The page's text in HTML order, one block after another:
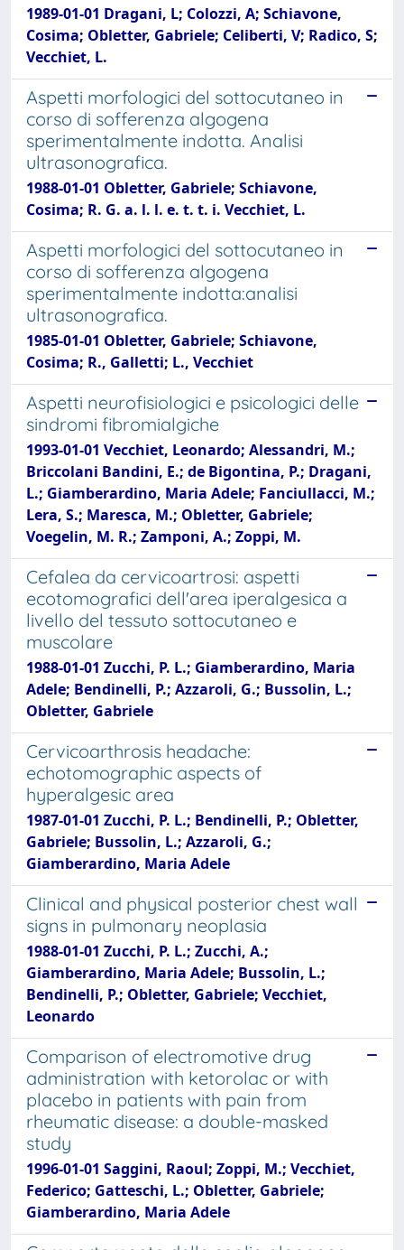
1989-01-01 Dragani, L; Colozzi, A; Schiavone,
Cosima; Obletter, Gabriele; Celiberti, V; Radico, S;
Vecchiet, L.
Aspetti morfologici del sottocutaneo in
corso di sofferenza algogena
sperimentalmente indotta. Analisi
ultrasonografica.
1988-01-01 Obletter, Gabriele; Schiavone,
Cosima; R. G. a. l. l. e. t. t. i. Vecchiet, L.
Aspetti morfologici del sottocutaneo in
corso di sofferenza algogena
sperimentalmente indotta:analisi
ultrasonografica.
1985-01-01 Obletter, Gabriele; Schiavone,
Cosima; R., Galletti; L., Vecchiet
Aspetti neurofisiologici e psicologici delle
sindromi fibromialgiche
1993-01-01 Vecchiet, Leonardo; Alessandri, M.;
Briccolani Bandini, E.; de Bigontina, P.; Dragani,
L.; Giamberardino, Maria Adele; Fanciullacci, M.;
Lera, S.; Maresca, M.; Obletter, Gabriele;
Voegelin, M. R.; Zamponi, A.; Zoppi, M.
Cefalea da cervicoartrosi: aspetti
ecotomografici dell'area iperalgesica a
livello del tessuto sottocutaneo e
muscolare
1988-01-01 Zucchi, P. L.; Giamberardino, Maria
Adele; Bendinelli, P.; Azzaroli, G.; Bussolin, L.;
Obletter, Gabriele
Cervicoarthrosis headache:
echotomographic aspects of
hyperalgesic area
1987-01-01 Zucchi, P. L.; Bendinelli, P.; Obletter,
Gabriele; Bussolin, L.; Azzaroli, G.;
Giamberardino, Maria Adele
Clinical and physical posterior chest wall
signs in pulmonary neoplasia
1988-01-01 Zucchi, P. L.; Zucchi, A.;
Giamberardino, Maria Adele; Bussolin, L.;
Bendinelli, P.; Obletter, Gabriele; Vecchiet,
Leonardo
Comparison of electromotive drug
administration with ketorolac or with
placebo in patients with pain from
rheumatic disease: a double-masked
study
1996-01-01 Saggini, Raoul; Zoppi, M.; Vecchiet,
Federico; Gatteschi, L.; Obletter, Gabriele;
Giamberardino, Maria Adele